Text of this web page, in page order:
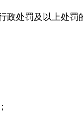
政处罚及以上处罚